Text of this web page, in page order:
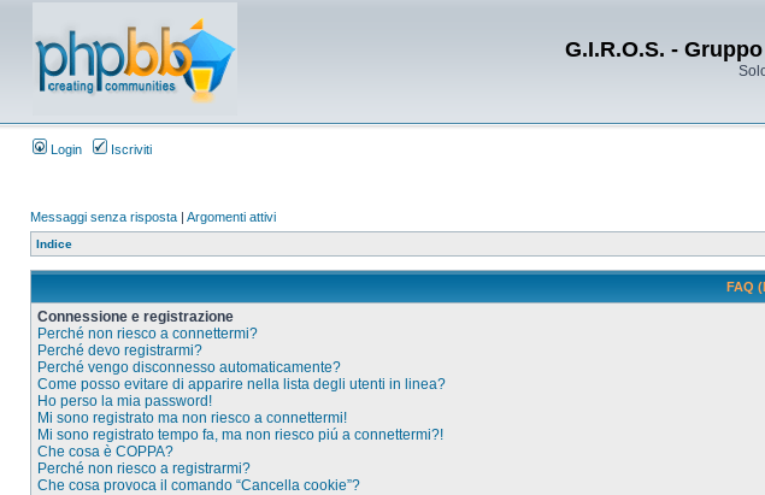
G.I.R.O.S. -
Login Iscriviti
Messaggi senza risposta | Argomenti attivi
Indice
FAQ
Connessione e registrazione
Perché non riesco a connettermi?
Perché devo registrarmi?
Perché vengo disconnesso automaticamente?
Come posso evitare di apparire nella lista degli utenti in linea?
Ho perso la mia password!
Mi sono registrato ma non riesco a connettermi!
Mi sono registrato tempo fa, ma non riesco piú a connettermi?!
Che cosa è COPPA?
Perché non riesco a registrarmi?
Che cosa provoca il comando “Cancella cookie”?